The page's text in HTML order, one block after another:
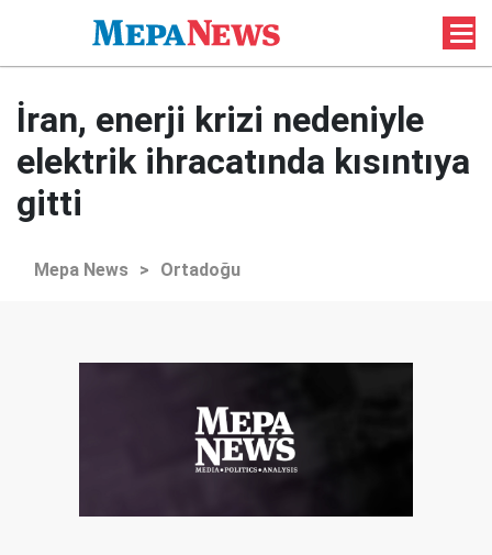
İran, enerji krizi nedeniyle
elektrik ihracatında kısıntıya
gitti
Mepa News > Ortadoğu